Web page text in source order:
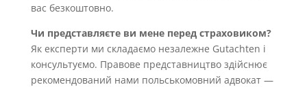
вас безкоштовно.
Чи представляєте ви мене перед страховиком?
Як експерти ми складаємо незалежне Gutachten і
консультуємо. Правове представництво здійснює
рекомендований нами польськомовний адвокат —